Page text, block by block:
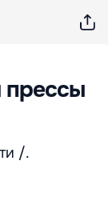
прессы
/.